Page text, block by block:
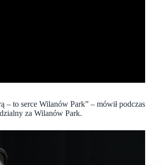
– to serce Wilanów Park” – mówił podczas
za Wilanów Park.